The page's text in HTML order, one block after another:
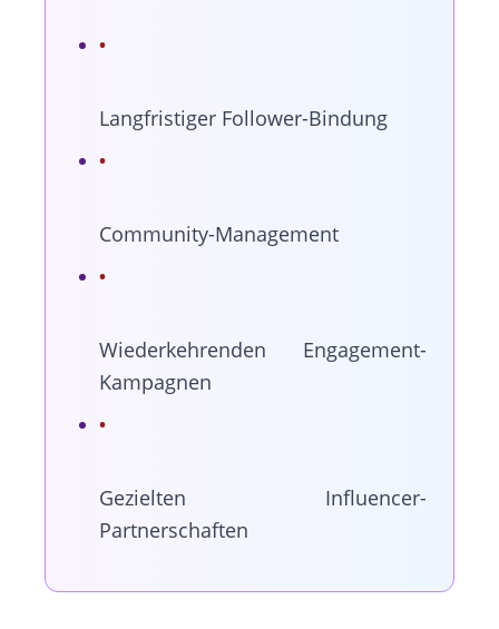
Langfristiger Follower-Bindung
Community-Management
Wiederkehrenden Engagement-
Kampagnen
Gezielten Influencer-
Partnerschaften